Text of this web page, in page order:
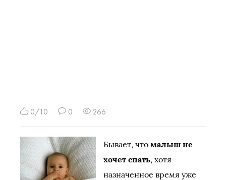
0/10 0 266
Бывает, что малыш не
хочет спать, хотя
назначенное время уже